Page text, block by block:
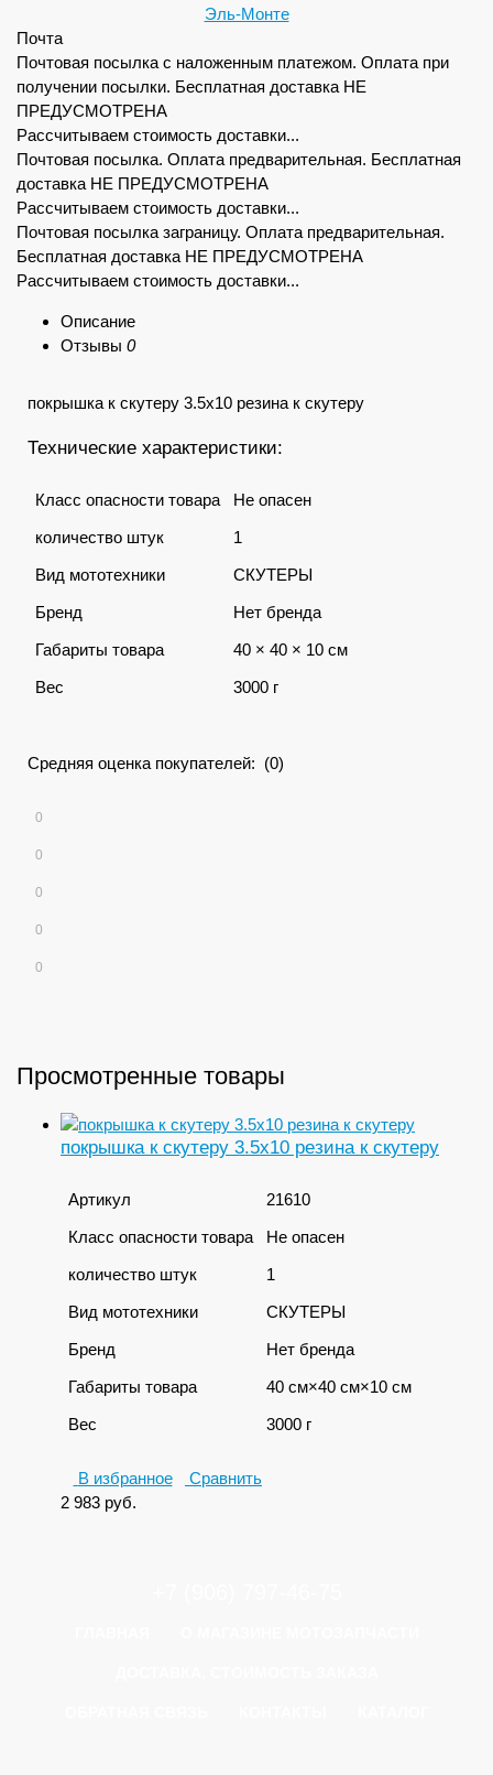
Эль-Монте
Почта
Почтовая посылка с наложенным платежом. Оплата при
получении посылки. Бесплатная доставка НЕ
ПРЕДУСМОТРЕНА
Рассчитываем стоимость доставки...
Почтовая посылка. Оплата предварительная. Бесплатная
доставка НЕ ПРЕДУСМОТРЕНА
Рассчитываем стоимость доставки...
Почтовая посылка заграницу. Оплата предварительная.
Бесплатная доставка НЕ ПРЕДУСМОТРЕНА
Рассчитываем стоимость доставки...
Описание
Отзывы 0
покрышка к скутеру 3.5x10 резина к скутеру
Технические характеристики:
Класс опасности товара
Не опасен
количество штук
1
Вид мототехники
СКУТЕРЫ
Бренд
Нет бренда
Габариты товара
40 × 40 × 10 см
Вес
3000 г
Средняя оценка покупателей: (0)
0
0
0
0
0
Просмотренные товары
покрышка к скутеру 3.5x10 резина к скутеру
Артикул
21610
Класс опасности товара
Не опасен
количество штук
1
Вид мототехники
СКУТЕРЫ
Бренд
Нет бренда
Габариты товара
40 см×40 см×10 см
Вес
3000 г
В избранное
Сравнить
2 983 руб.